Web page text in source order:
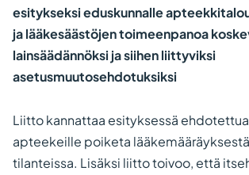
esitykseksi eduskunnalle
ja lääkesäästöjen toimeenpanoa
lainsäädännöksi ja siihen liittyviksi
asetusmuutosehdotuksiksi
Liitto kannattaa esityksessä
apteekeille poiketa
tilanteissa. Lisäksi liitto toivoo, että